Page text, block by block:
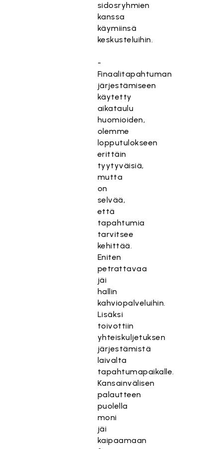
sidosryhmien
kanssa
käymiinsä
keskusteluihin.
-
Finaalitapahtuman
järjestämiseen
käytetty
aikataulu
huomioiden,
olemme
lopputulokseen
erittäin
tyytyväisiä,
mutta
on
selvää,
että
tapahtumia
tarvitsee
kehittää.
Eniten
petrattavaa
jäi
hallin
kahviopalveluihin.
Lisäksi
toivottiin
yhteiskuljetuksen
järjestämistä
laivalta
tapahtumapaikalle.
Kansainvälisen
palautteen
puolella
moni
jäi
kaipaamaan